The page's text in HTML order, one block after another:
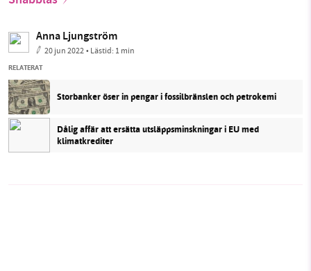
Anna Ljungström
20 jun 2022• Lästid: 1 min
RELATERAT
Storbanker öser in pengar i fossilbränslen och petrokemi
Dålig affär att ersätta utsläppsminskningar i EU med
klimatkrediter